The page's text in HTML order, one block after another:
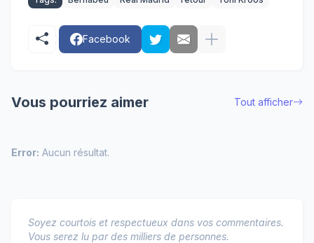
Facebook
Vous pourriez aimer Tout afficher
Error: Aucun résultat.
Soyez courtois et respectueux dans vos commentaires.
Vous serez lu par des milliers de personnes.